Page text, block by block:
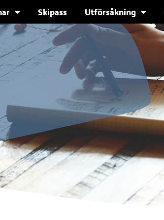
Skipass Utförsåkning
för upp till 30